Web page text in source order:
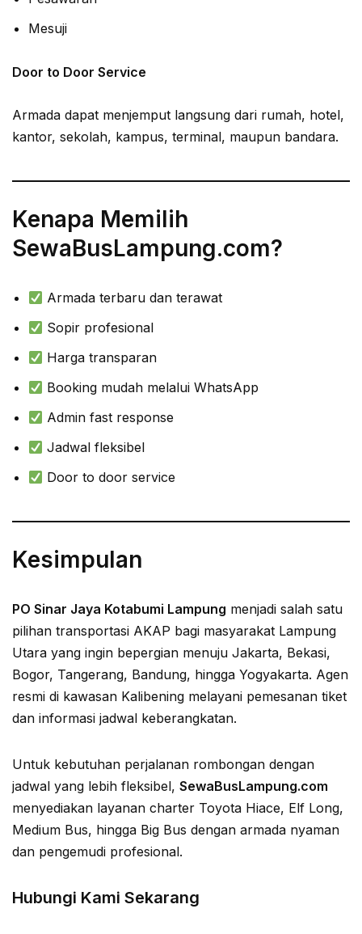
Mesuji
Door to Door Service
Armada dapat menjemput langsung dari rumah, hotel,
kantor, sekolah, kampus, terminal, maupun bandara.
Kenapa Memilih
SewaBusLampung.com?
Armada terbaru dan terawat
Sopir profesional
Harga transparan
Booking mudah melalui WhatsApp
Admin fast response
Jadwal fleksibel
Door to door service
Kesimpulan
PO Sinar Jaya Kotabumi Lampung menjadi salah satu
pilihan transportasi AKAP bagi masyarakat Lampung
Utara yang ingin bepergian menuju Jakarta, Bekasi,
Bogor, Tangerang, Bandung, hingga Yogyakarta. Agen
resmi di kawasan Kalibening melayani pemesanan tiket
dan informasi jadwal keberangkatan.
Untuk kebutuhan perjalanan rombongan dengan
jadwal yang lebih fleksibel, SewaBusLampung.com
menyediakan layanan charter Toyota Hiace, Elf Long,
Medium Bus, hingga Big Bus dengan armada nyaman
dan pengemudi profesional.
Hubungi Kami Sekarang